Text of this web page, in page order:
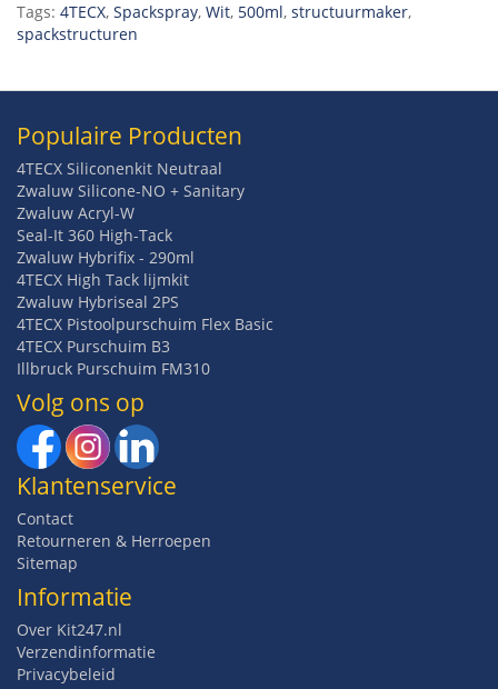
Tags: 4TECX, Spackspray, Wit, 500ml, structuurmaker,
spackstructuren
Populaire Producten
4TECX Siliconenkit Neutraal
Zwaluw Silicone-NO + Sanitary
Zwaluw Acryl-W
Seal-It 360 High-Tack
Zwaluw Hybrifix - 290ml
4TECX High Tack lijmkit
Zwaluw Hybriseal 2PS
4TECX Pistoolpurschuim Flex Basic
4TECX Purschuim B3
Illbruck Purschuim FM310
Volg ons op
Klantenservice
Contact
Retourneren & Herroepen
Sitemap
Informatie
Over Kit247.nl
Verzendinformatie
Privacybeleid